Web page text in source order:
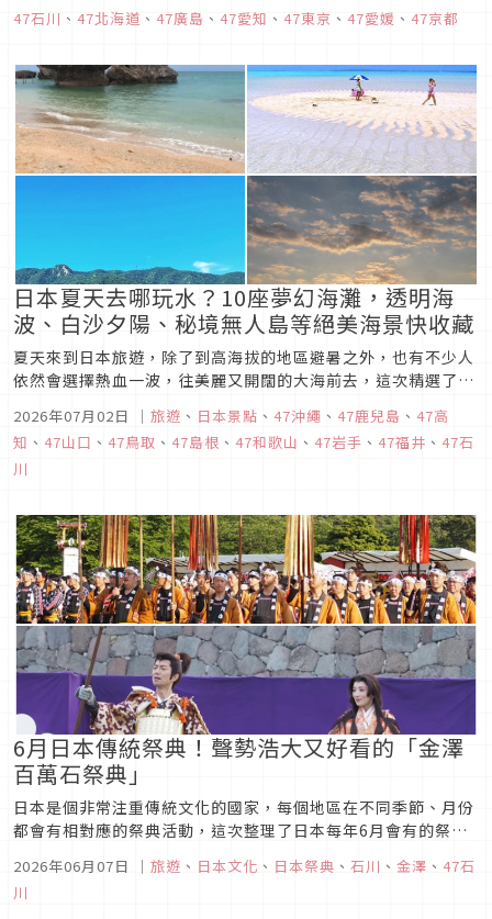
Gurunavi，不僅能 24 小時隨時在網路上申請預約餐廳，更能善
47石川 、 47北海道 、 47廣島 、 47愛知 、 47東京 、 47愛媛 、 47京都
日本夏天去哪玩水？10座夢幻海灘，透明海
波、白沙夕陽、秘境無人島等絕美海景快收藏
夏天來到日本旅遊，除了到高海拔的地區避暑之外，也有不少人
依然會選擇熱血一波，往美麗又開闊的大海前去，這次精選了日
起來欣賞日本夏日海灘的美麗！
2026年07月02日 ｜ 旅遊 、 日本景點 、 47沖繩 、 47鹿兒島 、 47高
知 、 47山口 、 47鳥取 、 47島根 、 47和歌山 、 47岩手 、 47福井 、 47石
川
6月日本傳統祭典！聲勢浩大又好看的「金澤
百萬石祭典」
日本是個非常注重傳統文化的國家，每個地區在不同季節、月份
都會有相對應的祭典活動，這次整理了日本每年6月會有的祭典
活動，讓大家可以在夏季來日本旅遊時，更深入體驗當地的祭
典，感受季節與文化的息息相連！
2026年06月07日 ｜ 旅遊 、 日本文化 、 日本祭典 、 石川 、 金澤 、 47石
川